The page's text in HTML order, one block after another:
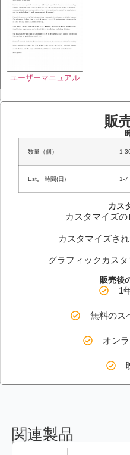
ユーザーマニュアル
販
数量（個） 1-
Est。 時間(日) 1-7
カス
カスタマイズ
カスタマイズさ
グラフィックカス
販売後
1
無料のス
オン
関連製品